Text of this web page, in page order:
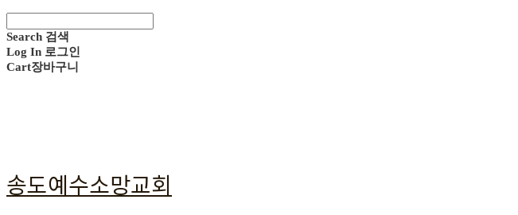
Search 검색
Log In 로그인
Cart장바구니
송도예수소망교회